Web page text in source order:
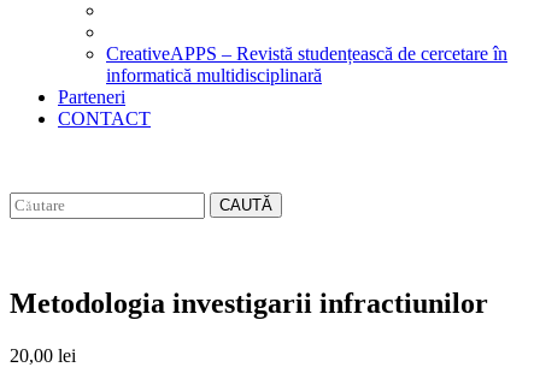
CreativeAPPS – Revistă studențească de cercetare în
informatică multidisciplinară
Parteneri
CONTACT
CAUTĂ
Metodologia investigarii infractiunilor
20,00 lei